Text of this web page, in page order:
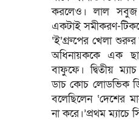
করলেও। লাল সবুজ
একটাই সমীকরণ-
‘ই’গ্রুপের খেলা
অধিনায়ককে এক
বাফুফে। দ্বিতীয়
ডাচ কোচ লোডভিক
বলেছিলেন ‘দেশের
না করে।’প্রথম ম্যাচে